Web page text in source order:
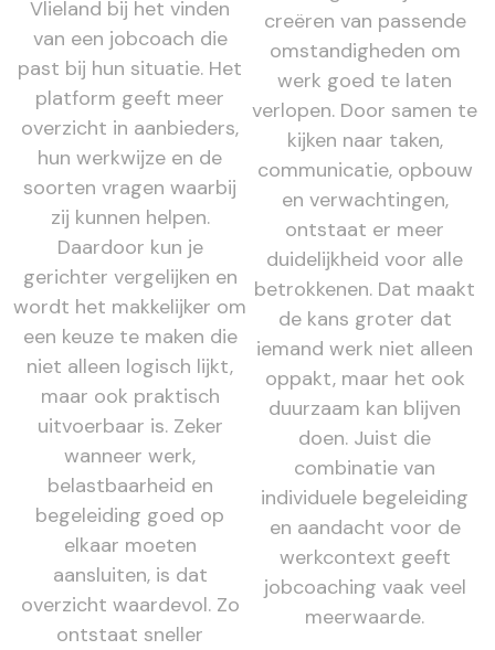
Vlieland bij het vinden
van een jobcoach die
past bij hun situatie. Het
platform geeft meer
overzicht in aanbieders,
hun werkwijze en de
soorten vragen waarbij
zij kunnen helpen.
Daardoor kun je
gerichter vergelijken en
wordt het makkelijker om
een keuze te maken die
niet alleen logisch lijkt,
maar ook praktisch
uitvoerbaar is. Zeker
wanneer werk,
belastbaarheid en
begeleiding goed op
elkaar moeten
aansluiten, is dat
overzicht waardevol. Zo
ontstaat sneller
creëren van passende
omstandigheden om
werk goed te laten
verlopen. Door samen te
kijken naar taken,
communicatie, opbouw
en verwachtingen,
ontstaat er meer
duidelijkheid voor alle
betrokkenen. Dat maakt
de kans groter dat
iemand werk niet alleen
oppakt, maar het ook
duurzaam kan blijven
doen. Juist die
combinatie van
individuele begeleiding
en aandacht voor de
werkcontext geeft
jobcoaching vaak veel
meerwaarde.